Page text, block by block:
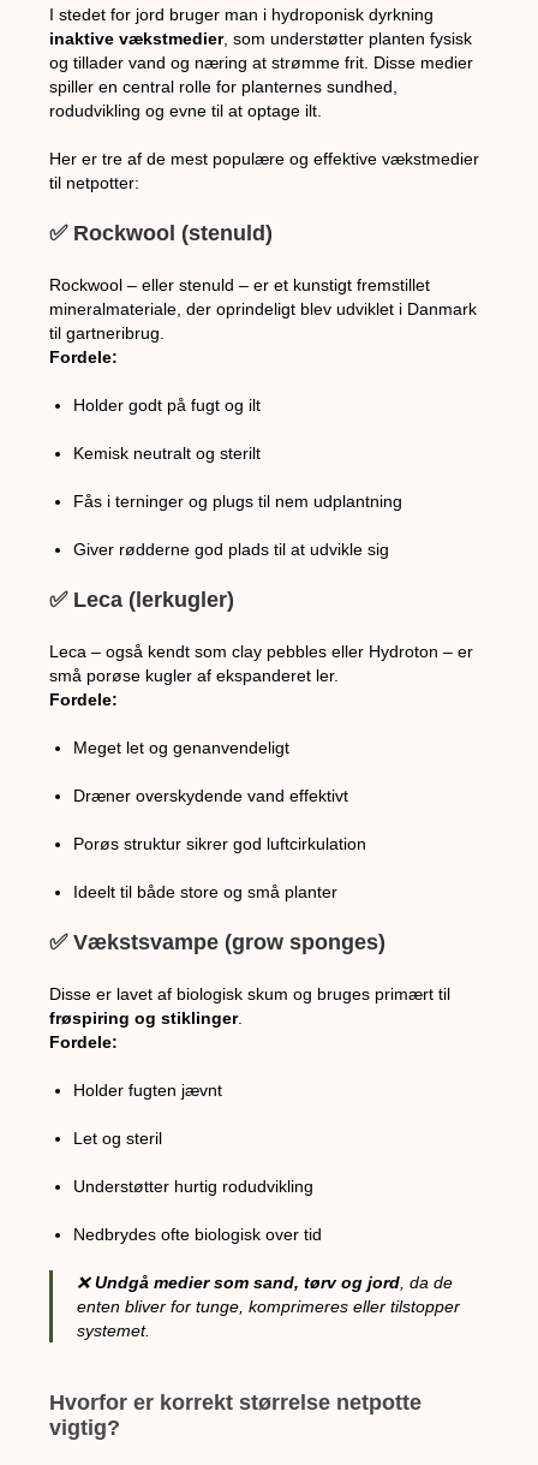
I stedet for jord bruger man i hydroponisk dyrkning
inaktive vækstmedier, som understøtter planten fysisk
og tillader vand og næring at strømme frit. Disse medier
spiller en central rolle for planternes sundhed,
rodudvikling og evne til at optage ilt.
Her er tre af de mest populære og effektive vækstmedier
til netpotter:
✅ Rockwool (stenuld)
Rockwool – eller stenuld – er et kunstigt fremstillet
mineralmateriale, der oprindeligt blev udviklet i Danmark
til gartneribrug.
Fordele:
Holder godt på fugt og ilt
Kemisk neutralt og sterilt
Fås i terninger og plugs til nem udplantning
Giver rødderne god plads til at udvikle sig
✅ Leca (lerkugler)
Leca – også kendt som clay pebbles eller Hydroton – er
små porøse kugler af ekspanderet ler.
Fordele:
Meget let og genanvendeligt
Dræner overskydende vand effektivt
Porøs struktur sikrer god luftcirkulation
Ideelt til både store og små planter
✅ Vækstsvampe (grow sponges)
Disse er lavet af biologisk skum og bruges primært til
frøspiring og stiklinger.
Fordele:
Holder fugten jævnt
Let og steril
Understøtter hurtig rodudvikling
Nedbrydes ofte biologisk over tid
❌Undgå medier som sand, tørv og jord , da de
enten bliver for tunge, komprimeres eller tilstopper
systemet.
Hvorfor er korrekt størrelse netpotte
vigtig?